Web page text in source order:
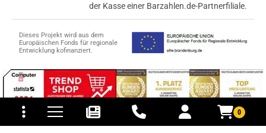
0
und Versandkosten
der Kasse einer Barzahlen.de-Partnerfiliale.
Dieses Projekt wird aus dem
Europäischen Fonds für regionale
Entwicklung kofinanziert.
© 2015-2026 PB-ViGoods GmbH